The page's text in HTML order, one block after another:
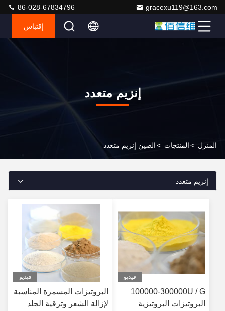
gracexu119@163.com
86-028-67834796
إقتباس
إنزيم متعدد
المنزل >المنتجات >الصين إنزيم متعدد
إنزيم متعدد
فيديو
100000-300000U / G
البروتيزات البروتيزية
فيديو
البروتيزات المسمرة المناسبة
لإزالة الشعر وترقية الجلد